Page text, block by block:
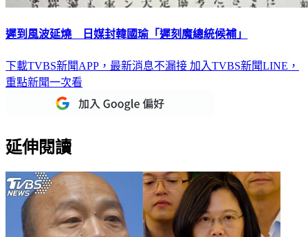
遲到風波延燒 日媒封韓國瑜「遲刻魔總統候補」
下載TVBS新聞APP，最新消息不漏接 加入TVBS新聞LINE，
重點新聞一次看
延伸閱讀